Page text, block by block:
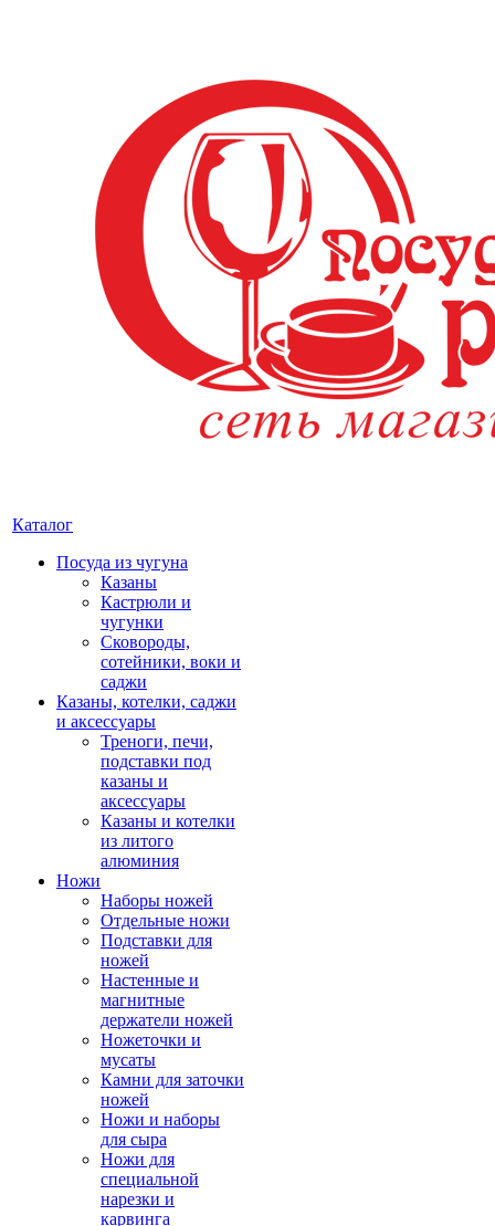
Каталог
Посуда из чугуна
Казаны
Кастрюли и
чугунки
Сковороды,
сотейники, воки и
саджи
Казаны, котелки, саджи
и аксессуары
Треноги, печи,
подставки под
казаны и
аксессуары
Казаны и котелки
из литого
алюминия
Ножи
Наборы ножей
Отдельные ножи
Подставки для
ножей
Настенные и
магнитные
держатели ножей
Ножеточки и
мусаты
Камни для заточки
ножей
Ножи и наборы
для сыра
Ножи для
специальной
нарезки и
карвинга